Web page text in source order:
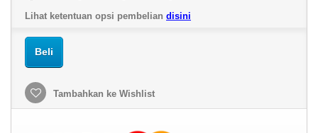
Lihat ketentuan opsi pembelian disini
Beli
Tambahkan ke Wishlist